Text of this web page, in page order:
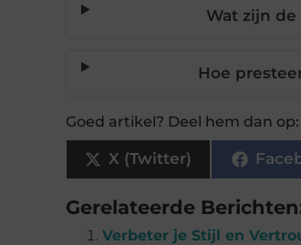
Wat zijn
Hoe
Goed artikel? Deel hem dan op:
X (Twitter)
Gerelateerde
Verbeter je Stijl en